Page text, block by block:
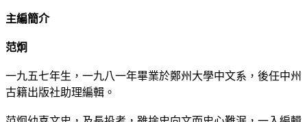
主編簡介
范炯
一九五七年生，一九八一年畢業於鄭州大學中文系，後任中州
古籍出版社助理編輯。